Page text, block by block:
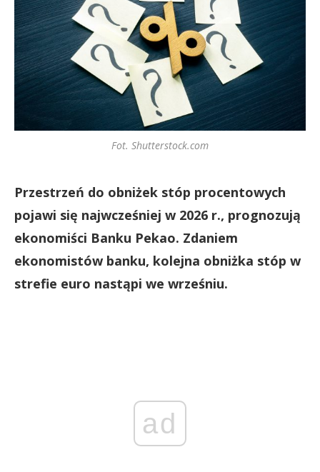
Fot. Shutterstock.com
Przestrzeń do obniżek stóp procentowych
pojawi się najwcześniej w 2026 r., prognozują
ekonomiści Banku Pekao. Zdaniem
ekonomistów banku, kolejna obniżka stóp w
strefie euro nastąpi we wrześniu.
ad